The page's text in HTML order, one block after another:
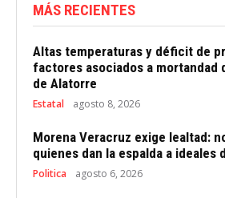
MÁS RECIENTES
Altas temperaturas y déficit de
factores asociados a mortandad
de Alatorre
Estatal agosto 8, 2026
Morena Veracruz exige lealtad:
quienes dan la espalda a ideales
Politica agosto 6, 2026